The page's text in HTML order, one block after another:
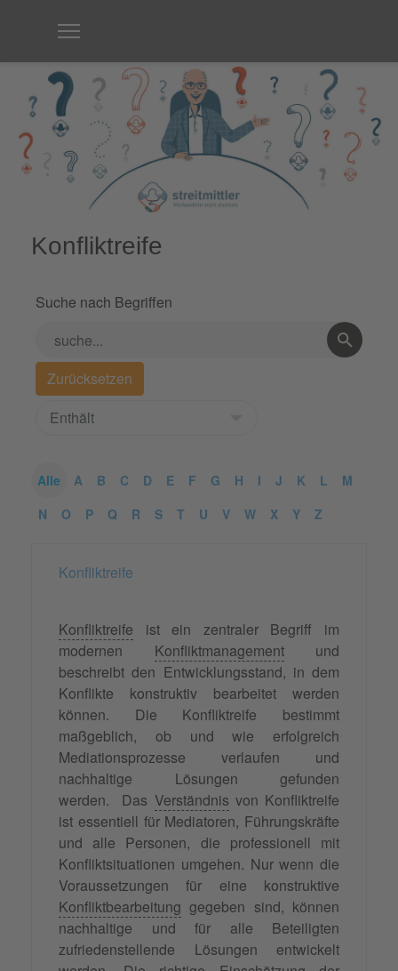
Konfliktreife
Suche nach Begriffen
Alle A B C D E F G H I J K L
M
N
O P Q R S T U V W X Y Z
Konfliktreife
Konfliktreife ist ein zentraler Begriff im
modernen Konfliktmanagementund
beschreibt den Entwicklungsstand, in dem
Konflikte konstruktiv bearbeitet werden
können. Die Konfliktreife bestimmt
maßgeblich, ob und wie erfolgreich
Mediationsprozesse verlaufen und
nachhaltige Lösungen gefunden
werden. Das Verständnis von Konfliktreife
ist essentiell für Mediatoren, Führungskräfte
und alle Personen, die professionell mit
Konfliktsituationen umgehen. Nur wenn die
Voraussetzungen für eine konstruktive
Konfliktbearbeitung gegeben sind, können
nachhaltige und für alle Beteiligten
zufriedenstellende Lösungen entwickelt